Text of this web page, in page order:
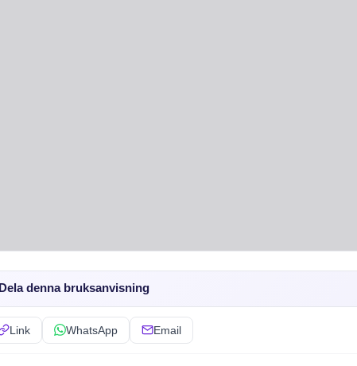
Dela denna bruksanvisning
Link WhatsApp Email